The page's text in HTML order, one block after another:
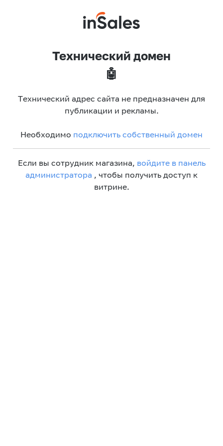
Технический домен
🤖
Технический адрес сайта не предназначен для
публикации и рекламы.
Необходимо подключить собственный домен
Если вы сотрудник магазина, войдите в панель
администратора , чтобы получить доступ к
витрине.